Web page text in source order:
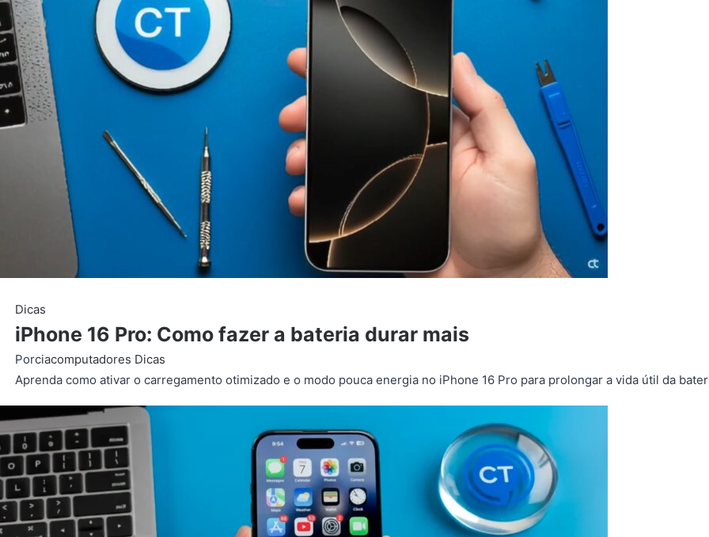
Dicas
iPhone 16 Pro: Como fazer a bateria durar mais
Porciacomputadores Dicas
Aprenda como ativar o carregamento otimizado e o modo pouca energia no iPhone 16 Pro para prolongar a vida útil da